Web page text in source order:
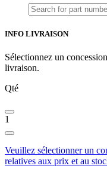
INFO LIVRAISON
Sélectionnez un
livraison.
Qté
1
Veuillez sélectionner un
relatives aux prix et au